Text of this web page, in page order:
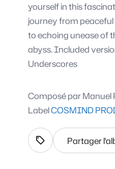
yourself in this
journey from
to echoing unease of
abyss. Included
Underscores
Composé par Manuel
LabelCOSMIND
Afficher les tags
Partager